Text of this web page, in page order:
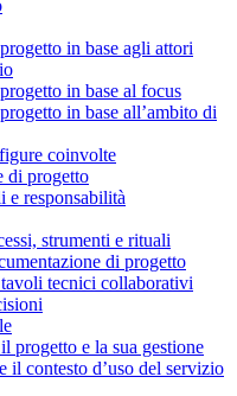
in base agli attori
in base al focus
in base all’ambito di
coinvolte
di progetto
responsabilità
strumenti e rituali
di progetto
tecnici collaborativi
progetto e la sua gestione
il contesto d’uso del servizio